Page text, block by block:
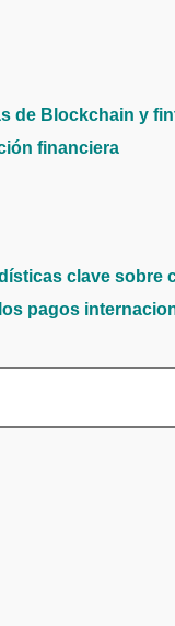
de Blockchain y
financiera
clave sobre
pagos